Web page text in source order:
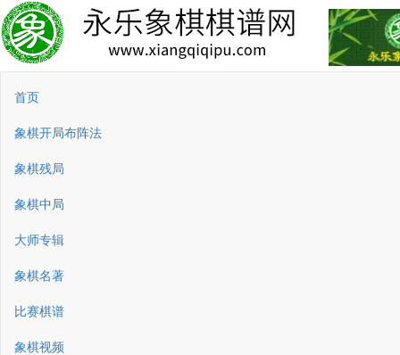
首页
象棋开局布阵法
象棋残局
象棋中局
大师专辑
象棋名著
比赛棋谱
象棋视频